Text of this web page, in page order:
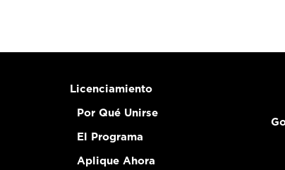
Licenciamiento
Por Qué Unirse
El Programa
Aplique Ahora